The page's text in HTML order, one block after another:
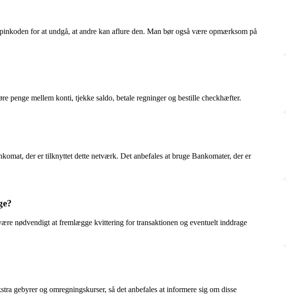
for at undgå, at andre kan aflure den. Man bør også være opmærksom på
penge mellem konti, tjekke saldo, betale regninger og bestille checkhæfter.
der er tilknyttet dette netværk. Det anbefales at bruge Bankomater, der er
nødvendigt at fremlægge kvittering for transaktionen og eventuelt inddrage
gebyrer og omregningskurser, så det anbefales at informere sig om disse